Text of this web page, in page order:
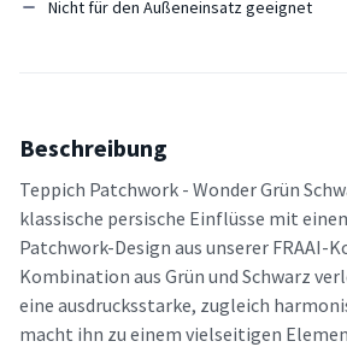
Nicht für den Außeneinsatz geeignet
Beschreibung
Teppich Patchwork - Wonder Grün
klassische persische Einflüsse mit
Patchwork-Design aus unserer FRAAI-
Kombination aus Grün und Schwarz
eine ausdrucksstarke, zugleich
macht ihn zu einem vielseitigen